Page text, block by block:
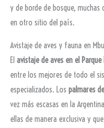
y de borde de bosque,
en otro sitio del país.
Avistaje de aves y fauna en
El avistaje de aves en el
entre los mejores de todo el
especializados. Los palmares
vez más escasas en la
ellas de manera exclusiva y